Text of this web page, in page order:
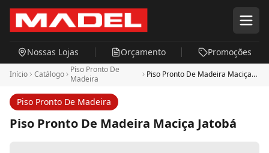
Pular para o conteúdo principal
Nossas Lojas Orçamento Promoções
Início Catálogo
Piso Pronto De
Madeira
Piso Pronto De Madeira Maciça
Piso Pronto De Madeira
Piso Pronto De Madeira Maciça Jatobá